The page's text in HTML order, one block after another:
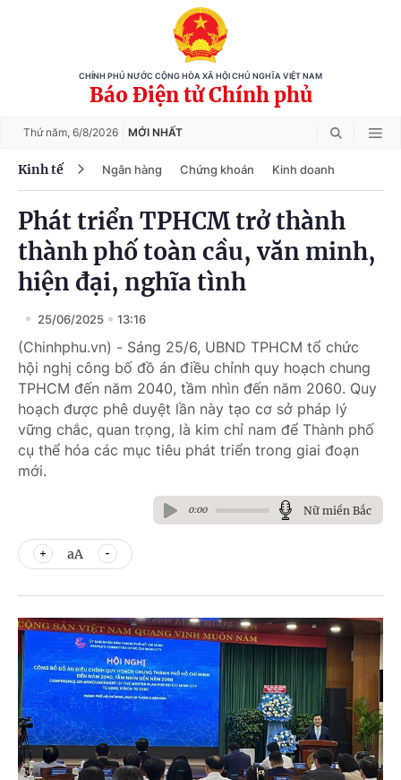
CHÍNH PHỦ NƯỚC CỘNG HÒA XÃ HỘI CHỦ NGHĨA VIỆT NAM
Báo Điện tử Chính phủ
Thứ năm, 6/8/2026 MỚI NHẤT
Kinh tế Ngân hàng Chứng khoán Kinh doanh
Phát triển TPHCM trở thành
thành phố toàn cầu, văn minh,
hiện đại, nghĩa tình
25/06/2025 13:16
(Chinhphu.vn) - Sáng 25/6, UBND TPHCM tổ chức
hội nghị công bố đồ án điều chỉnh quy hoạch chung
TPHCM đến năm 2040, tầm nhìn đến năm 2060. Quy
hoạch được phê duyệt lần này tạo cơ sở pháp lý
vững chắc, quan trọng, là kim chỉ nam để Thành phố
cụ thể hóa các mục tiêu phát triển trong giai đoạn
mới.
0:00 Nữ miền Bắc
aA